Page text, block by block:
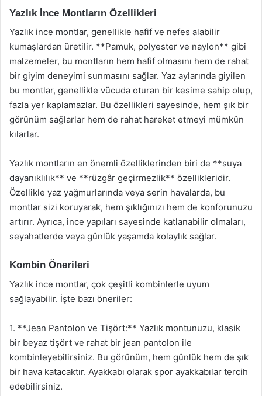
Yazlık İnce Montların Özellikleri
Yazlık ince montlar, genellikle hafif ve nefes alabilir
kumaşlardan üretilir. **Pamuk, polyester ve naylon** gibi
malzemeler, bu montların hem hafif olmasını hem de rahat
bir giyim deneyimi sunmasını sağlar. Yaz aylarında giyilen
bu montlar, genellikle vücuda oturan bir kesime sahip olup,
fazla yer kaplamazlar. Bu özellikleri sayesinde, hem şık bir
görünüm sağlarlar hem de rahat hareket etmeyi mümkün
kılarlar.
Yazlık montların en önemli özelliklerinden biri de **suya
dayanıklılık** ve **rüzgâr geçirmezlik** özellikleridir.
Özellikle yaz yağmurlarında veya serin havalarda, bu
montlar sizi koruyarak, hem şıklığınızı hem de konforunuzu
artırır. Ayrıca, ince yapıları sayesinde katlanabilir olmaları,
seyahatlerde veya günlük yaşamda kolaylık sağlar.
Kombin Önerileri
Yazlık ince montlar, çok çeşitli kombinlerle uyum
sağlayabilir. İşte bazı öneriler:
1. **Jean Pantolon ve Tişört:** Yazlık montunuzu, klasik
bir beyaz tişört ve rahat bir jean pantolon ile
kombinleyebilirsiniz. Bu görünüm, hem günlük hem de şık
bir hava katacaktır. Ayakkabı olarak spor ayakkabılar tercih
edebilirsiniz.